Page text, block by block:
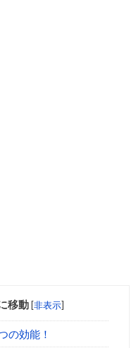
移動 [非表示]
の効能！